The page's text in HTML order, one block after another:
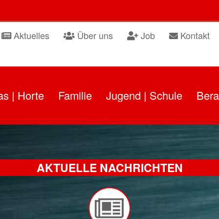
Aktuelles Über uns Job Kontakt
| Horte Familie Jugend | Schule
AKTUELLE NACHRICHTEN